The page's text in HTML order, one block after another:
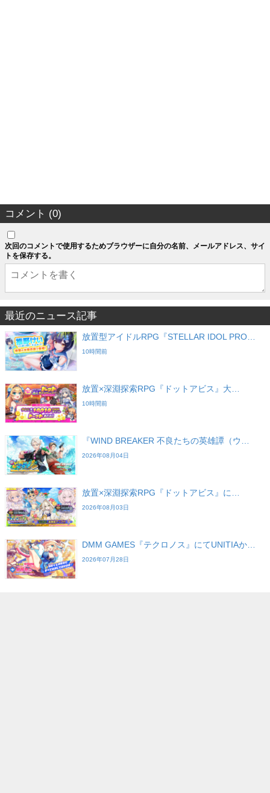
コメント (0)
次回のコメントで使用するためブラウザーに自分の名前、メールアドレス、サイ
トを保存する。
最近のニュース記事
放置型アイドルRPG『STELLAR IDOL PRO…
10時間前
放置×深淵探索RPG『ドットアビス』大…
10時間前
『WIND BREAKER 不良たちの英雄譚（ウ…
2026年08月04日
放置×深淵探索RPG『ドットアビス』に…
2026年08月03日
DMM GAMES『テクロノス』にてUNITIAか…
2026年07月28日